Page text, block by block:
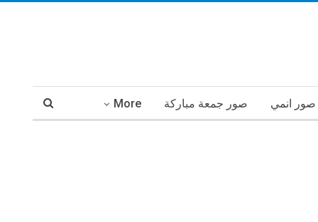
صور انمي صور جمعة مباركة More